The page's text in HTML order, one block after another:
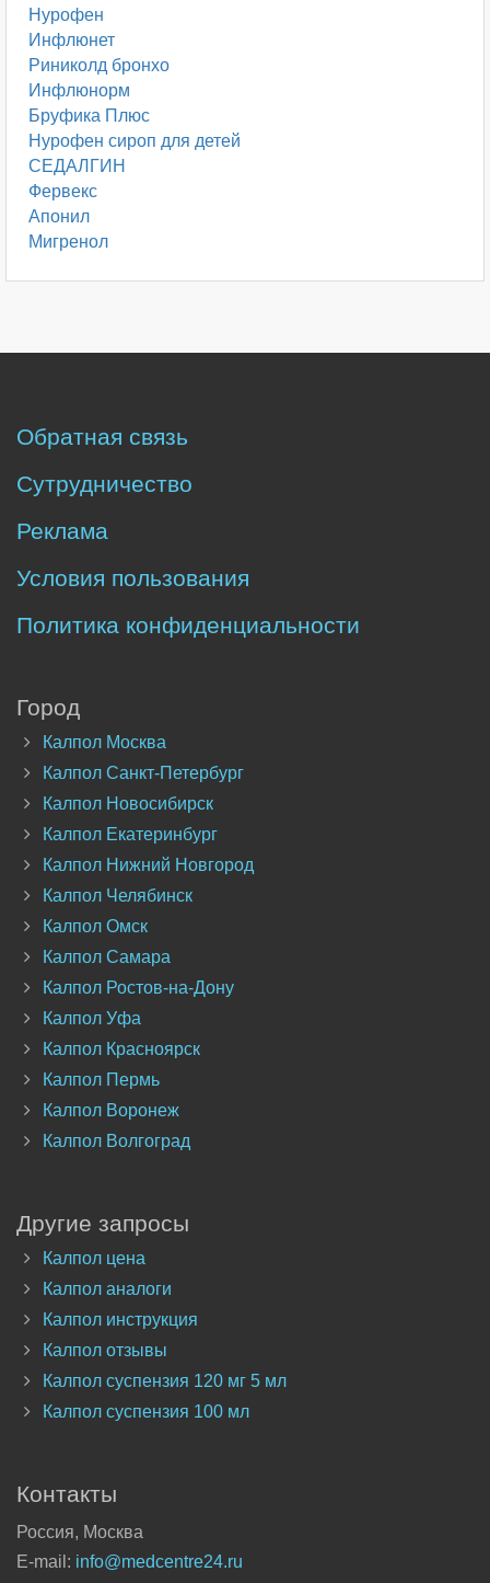
Нурофен
Инфлюнет
Риниколд бронхо
Инфлюнорм
Бруфика Плюс
Нурофен сироп для детей
СЕДАЛГИН
Фервекс
Апонил
Мигренол
Обратная связь
Сутрудничество
Реклама
Условия пользования
Политика конфиденциальности
Город
Калпол Москва
Калпол Санкт-Петербург
Калпол Новосибирск
Калпол Екатеринбург
Калпол Нижний Новгород
Калпол Челябинск
Калпол Омск
Калпол Самара
Калпол Ростов-на-Дону
Калпол Уфа
Калпол Красноярск
Калпол Пермь
Калпол Воронеж
Калпол Волгоград
Другие запросы
Калпол цена
Калпол аналоги
Калпол инструкция
Калпол отзывы
Калпол суспензия 120 мг 5 мл
Калпол суспензия 100 мл
Контакты
Россия, Москва
E-mail: info@medcentre24.ru